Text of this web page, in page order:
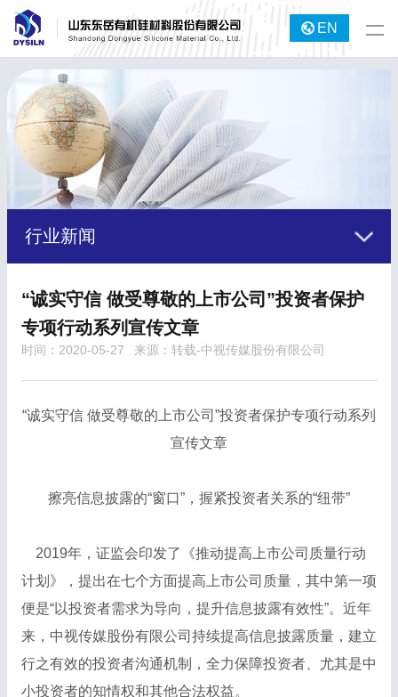
EN
行业新闻
“诚实守信 做受尊敬的上市公司”投资者保护
专项行动系列宣传文章
时间：2020-05-27 来源：转载-中视传媒股份有限公司
“诚实守信 做受尊敬的上市公司”投资者保护专项行动系列
宣传文章
擦亮信息披露的“窗口”，握紧投资者关系的“纽带”
2019年，证监会印发了《推动提高上市公司质量行动
计划》，提出在七个方面提高上市公司质量，其中第一项
便是“以投资者需求为导向，提升信息披露有效性”。近年
来，中视传媒股份有限公司持续提高信息披露质量，建立
行之有效的投资者沟通机制，全力保障投资者、尤其是中
小投资者的知情权和其他合法权益。